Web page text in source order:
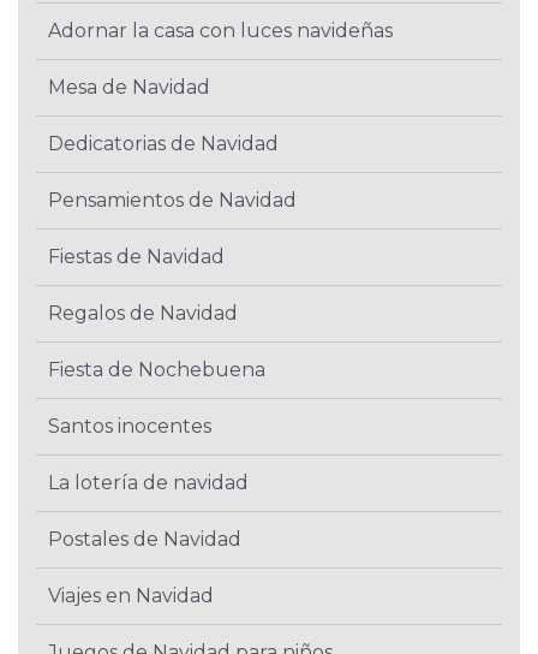
Adornar la casa con luces navideñas
Mesa de Navidad
Dedicatorias de Navidad
Pensamientos de Navidad
Fiestas de Navidad
Regalos de Navidad
Fiesta de Nochebuena
Santos inocentes
La lotería de navidad
Postales de Navidad
Viajes en Navidad